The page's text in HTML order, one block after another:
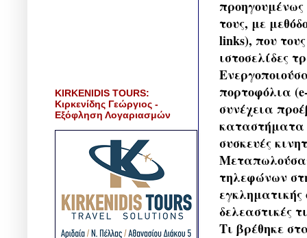
τους, με
links), που
ιστοσελίδες
πορτοφόλια
συνέχεια
καταστήματα
συσκευές
τηλεφώνων
δελεαστικές
Τι βρέθηκε
KIRKENIDIS TOURS:
Κιρκενίδης Γεώργιος -
Εξόφληση Λογαριασμών